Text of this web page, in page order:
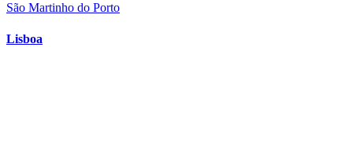
São Martinho do Porto
Lisboa